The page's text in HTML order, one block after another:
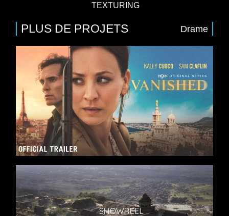
TEXTURING
PLUS DE PROJETS Drame
4 x 50
Drame
Thriller
Karin Viard, Matthias Schweighöfer, Simon
Fragile Films, Peninsula Film